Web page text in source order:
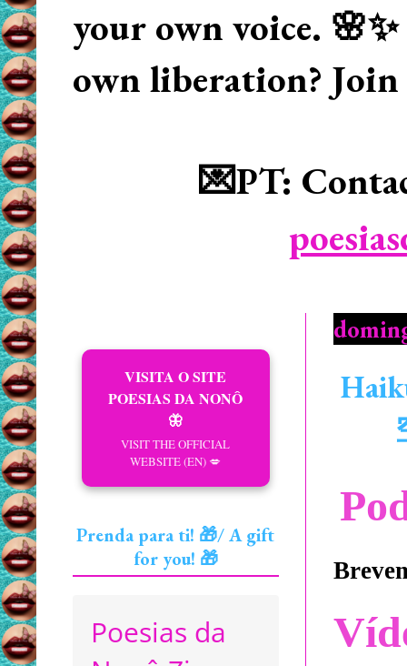
your own voice.
own liberation? Join
💌PT:
VISITA O SITE
POESIAS DA NONÔ
🦋
VISIT THE OFFICIAL
WEBSITE (EN) 💋
Prenda para ti! 🎁/ A gift
for you! 🎁
Poesias da